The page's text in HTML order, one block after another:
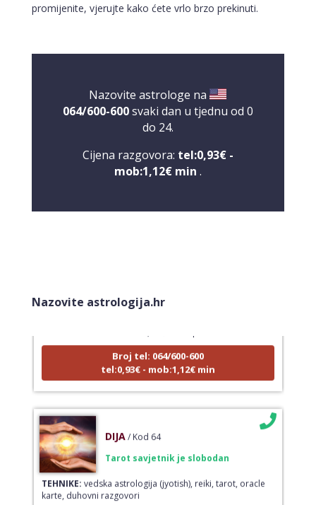
promijenite, vjerujte kako ćete vrlo brzo prekinuti.
Nazovite astrologe na
064/600-600svaki dan u tjednu od 0
do 24.
Cijena razgovora: tel:0,93€ -
mob:1,12€ min .
Nazovite astrologija.hr
Tarot savjetnik je zauzet
Broj tel: 064/600-600
tel:0,93€ - mob:1,12€ min
/ Kod 64
Tarot savjetnik je slobodan
TEHNIKE:vedska astrologija (jyotish), reiki, tarot, oracle
karte, duhovni razgovori